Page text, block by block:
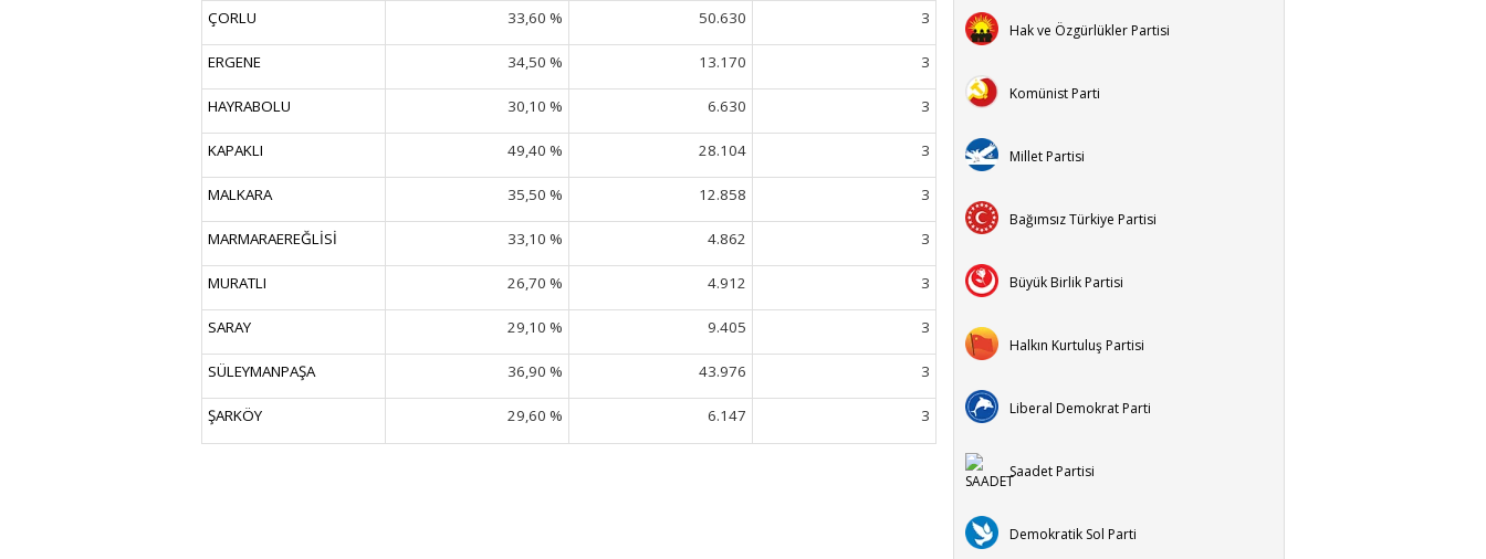
ÇORLU 33,60 % 50.630 3
ERGENE 34,50 % 13.170 3
HAYRABOLU 30,10 % 6.630 3
KAPAKLI 49,40 % 28.104 3
MALKARA 35,50 % 12.858 3
MARMARAEREĞLİSİ 33,10 % 4.862 3
MURATLI 26,70 % 4.912 3
SARAY 29,10 % 9.405 3
SÜLEYMANPAŞA 36,90 % 43.976 3
ŞARKÖY 29,60 % 6.147 3
Hak ve Özgürlükler Partisi
Komünist Parti
Millet Partisi
Bağımsız Türkiye Partisi
Büyük Birlik Partisi
Halkın Kurtuluş Partisi
Liberal Demokrat Parti
Saadet Partisi
Demokratik Sol Parti